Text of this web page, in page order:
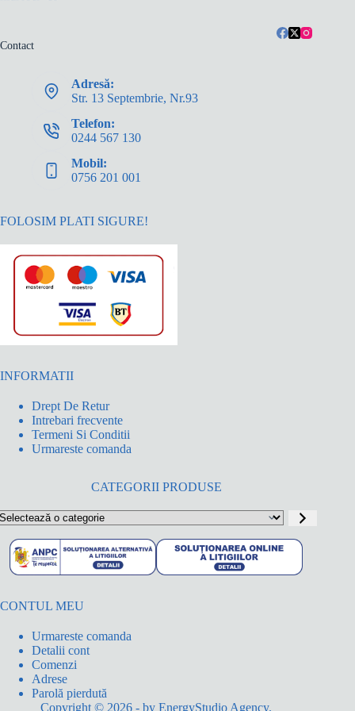
Contact
Adresă:
Str. 13 Septembrie, Nr.93
Telefon:
0244 567 130
Mobil:
0756 201 001
FOLOSIM PLATI SIGURE!
INFORMATII
Drept De Retur
Intrebari frecvente
Termeni Si Conditii
Urmareste comanda
CATEGORII PRODUSE
CONTUL MEU
Urmareste comanda
Detalii cont
Comenzi
Adrese
Parolă pierdută
Copyright © 2026 - byEnergyStudio Agency.